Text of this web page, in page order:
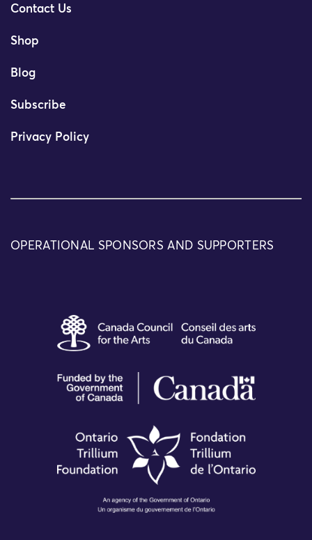
Contact Us
Shop
Blog
Subscribe
Privacy Policy
OPERATIONAL SPONSORS AND SUPPORTERS